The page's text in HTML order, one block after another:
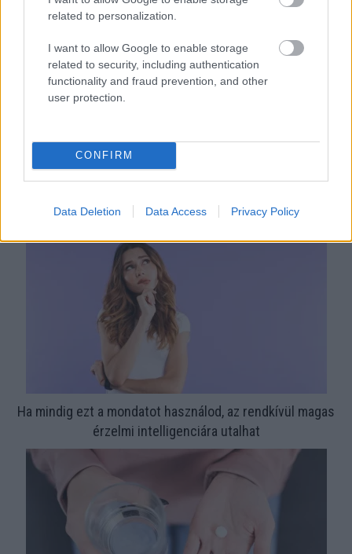
related to personalization.
I want to allow Google to enable storage
related to security, including authentication
functionality and fraud prevention, and other
user protection.
CONFIRM
Data Deletion Data Access Privacy Policy
Nem ecettel és nem szódabikarbónával: ezzel lesz újra
csillogó a vízköves csap
Ha mindig ezt a mondatot használod, az rendkívül magas
érzelmi intelligenciára utalhat